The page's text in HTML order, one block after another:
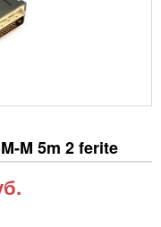
M 5m 2 ferite